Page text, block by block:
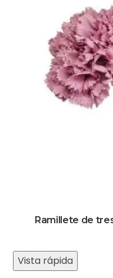
Ramillete de
Vista rápida